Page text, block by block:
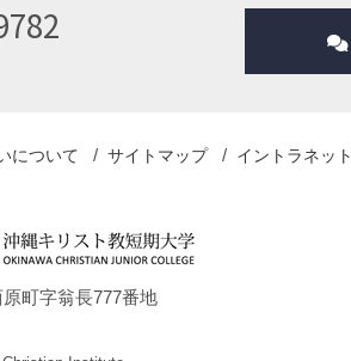
について サイトマップ イントラネット
町字翁⾧777番地